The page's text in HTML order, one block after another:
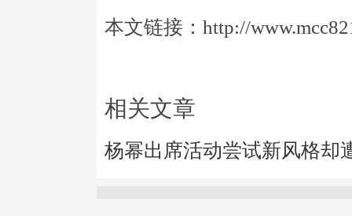
本文链接：http://
相关文章
杨幂出席活动尝试新风格却